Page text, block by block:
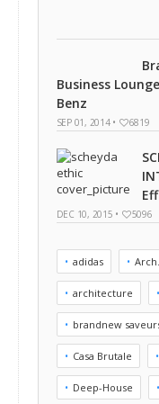
Business
Benz
SEP 01, 2014 • 6819
DEC 10, 2015 • 5096
adidas
architecture
brandnew
Casa Brutale
Deep-House